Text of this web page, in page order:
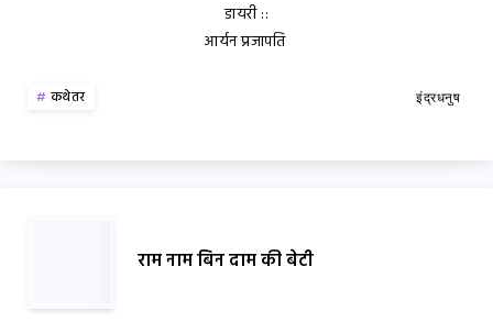
डायरी ::
आर्यन प्रजापति
कथेतर इंद्रधनुष
राम नाम बिन दाम की बेटी